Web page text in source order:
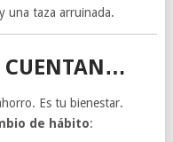
una taza arruinada.
CUENTAN…
Es tu bienestar.
de hábito: